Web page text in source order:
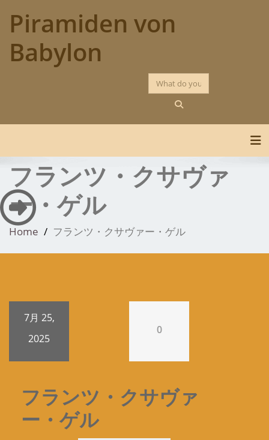
content
Piramiden von
Babylon
フランツ・クサヴァ
ー・ゲル
Home フランツ・クサヴァー・ゲル
7月 25,
2025
0
フランツ・クサヴァ
ー・ゲル